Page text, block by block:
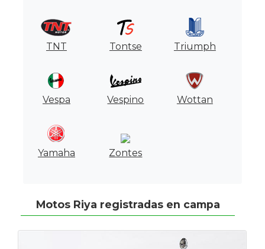
TNT Tontse Triumph
Vespa Vespino Wottan
Yamaha Zontes
Motos Riya registradas en campa